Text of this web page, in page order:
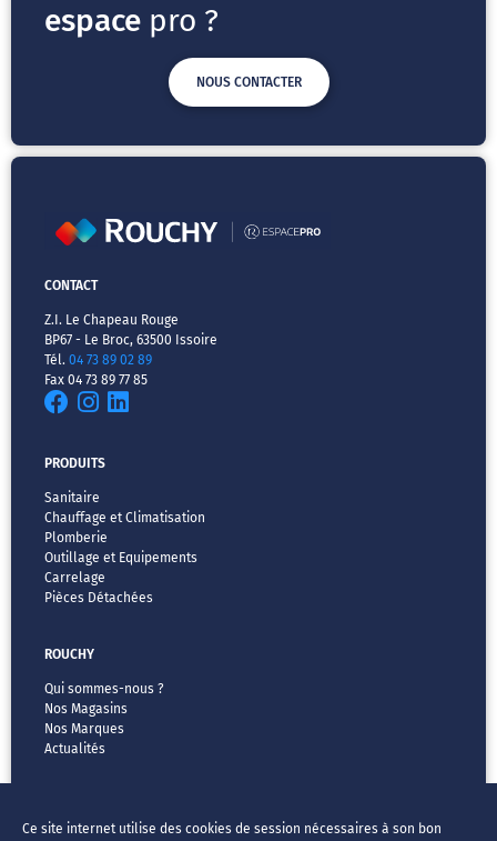
Ce site internet utilise des cookies de session nécessaires à son bon
espace pro ?
NOUS CONTACTER
CONTACT
Z.I. Le Chapeau Rouge
BP67 - Le Broc, 63500 Issoire
Tél. 04 73 89 02 89
Fax 04 73 89 77 85
PRODUITS
Sanitaire
Chauffage et Climatisation
Plomberie
Outillage et Equipements
Carrelage
Pièces Détachées
ROUCHY
Qui sommes-nous ?
Nos Magasins
Nos Marques
Actualités